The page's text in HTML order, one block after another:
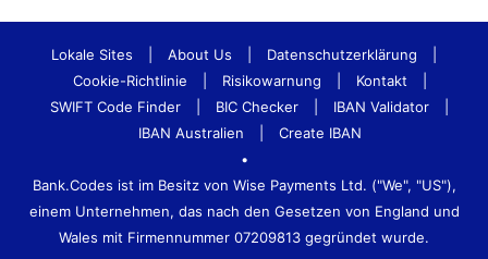
Lokale Sites About Us Datenschutzerklärung
Cookie-Richtlinie
Risikowarnung Kontakt
SWIFT Code Finder
BIC Checker IBAN Validator
IBAN Australien
Create IBAN
•
Bank.Codes ist im Besitz von Wise Payments Ltd. ("We", "US"),
einem Unternehmen, das nach den Gesetzen von England und
Wales mit Firmennummer 07209813 gegründet wurde.